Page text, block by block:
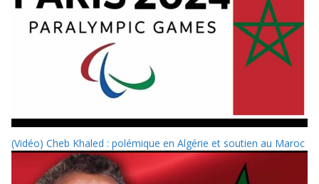
(Vidéo) Cheb Khaled : polémique en Algérie et soutien au Maroc